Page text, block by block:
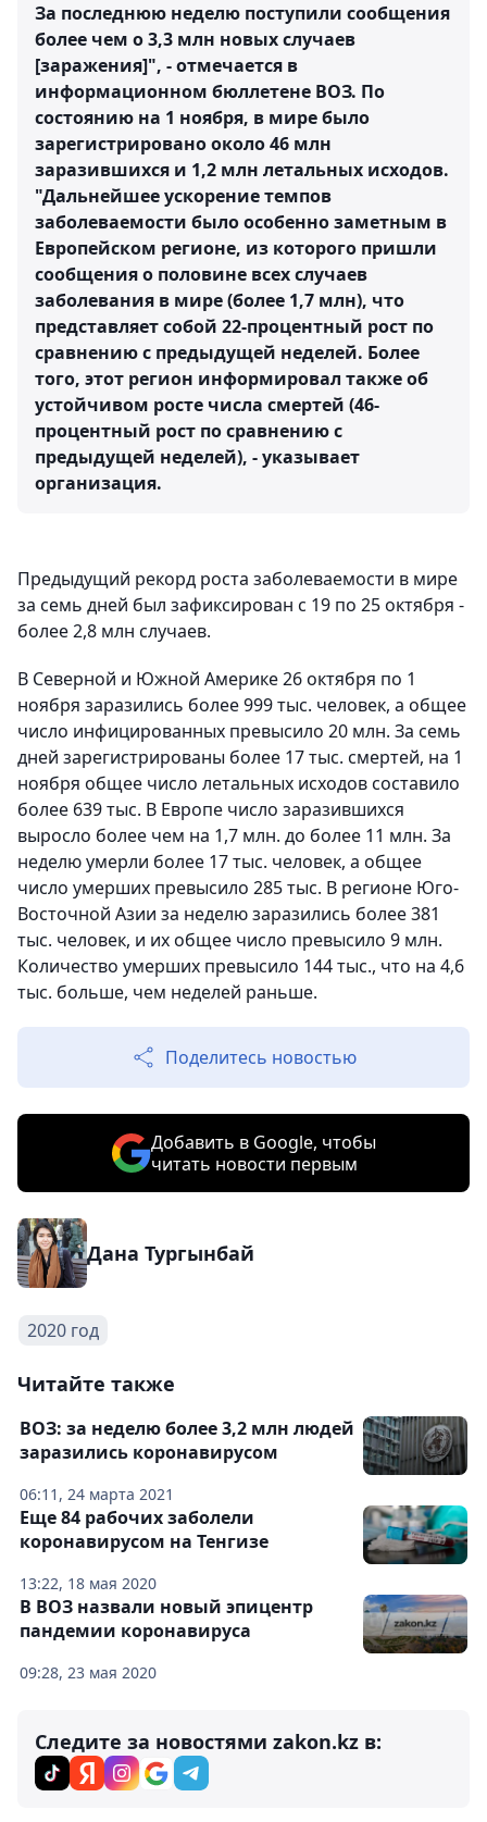
За последнюю неделю поступили сообщения
более чем о 3,3 млн новых случаев
[заражения]", - отмечается в
информационном бюллетене ВОЗ. По
состоянию на 1 ноября, в мире было
зарегистрировано около 46 млн
заразившихся и 1,2 млн летальных исходов.
"Дальнейшее ускорение темпов
заболеваемости было особенно заметным в
Европейском регионе, из которого пришли
сообщения о половине всех случаев
заболевания в мире (более 1,7 млн), что
представляет собой 22-процентный рост по
сравнению с предыдущей неделей. Более
того, этот регион информировал также об
устойчивом росте числа смертей (46-
процентный рост по сравнению с
предыдущей неделей), - указывает
организация.
Предыдущий рекорд роста заболеваемости в мире
за семь дней был зафиксирован с 19 по 25 октября -
более 2,8 млн случаев.
В Северной и Южной Америке 26 октября по 1
ноября заразились более 999 тыс. человек, а общее
число инфицированных превысило 20 млн. За семь
дней зарегистрированы более 17 тыс. смертей, на 1
ноября общее число летальных исходов составило
более 639 тыс. В Европе число заразившихся
выросло более чем на 1,7 млн. до более 11 млн. За
неделю умерли более 17 тыс. человек, а общее
число умерших превысило 285 тыс. В регионе Юго-
Восточной Азии за неделю заразились более 381
тыс. человек, и их общее число превысило 9 млн.
Количество умерших превысило 144 тыс., что на 4,6
тыс. больше, чем неделей раньше.
Поделитесь новостью
Добавить в Google, чтобы
читать новости первым
Дана Тургынбай
2020 год
Читайте также
06:11, 24 марта 2021
ВОЗ: за неделю более 3,2 млн людей
заразились коронавирусом
13:22, 18 мая 2020
Еще 84 рабочих заболели
коронавирусом на Тенгизе
09:28, 23 мая 2020
В ВОЗ назвали новый эпицентр
пандемии коронавируса
Следите за новостями zakon.kz в: